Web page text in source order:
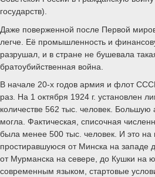
государств).
Даже поверженной после Первой
легче. Её промышленность и
разрушал, и в стране не бушевала
братоубийственная война.
В начале 20-х годов армия и флот
раз. На 1 октября 1924 г. установлен
количестве 562 тыс. человек.
могла. Фактическая, списочная
была менее 500 тыс. человек. И это
простиравшуюся от Минска на западе
от Мурманска на севере, до Кушки на
современным языком, стартовые